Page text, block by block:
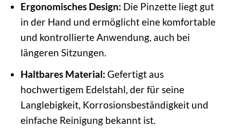
Ergonomisches Design: Die Pinzette liegt gut
in der Hand und ermöglicht eine komfortable
und kontrollierte Anwendung, auch bei
längeren Sitzungen.
Haltbares Material: Gefertigt aus
hochwertigem Edelstahl, der für seine
Langlebigkeit, Korrosionsbeständigkeit und
einfache Reinigung bekannt ist.